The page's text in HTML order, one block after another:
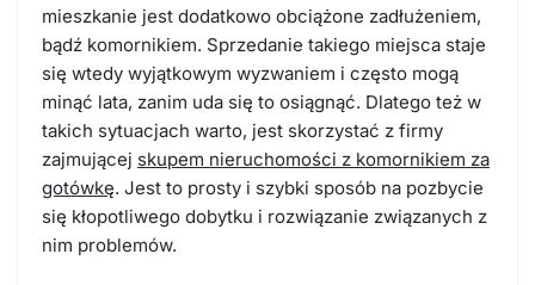
mieszkanie jest dodatkowo obciążone zadłużeniem,
bądź komornikiem. Sprzedanie takiego miejsca staje
się wtedy wyjątkowym wyzwaniem i często mogą
minąć lata, zanim uda się to osiągnąć. Dlatego też w
takich sytuacjach warto, jest skorzystać z firmy
zajmującej skupem nieruchomości z komornikiem za
gotówkę. Jest to prosty i szybki sposób na pozbycie
się kłopotliwego dobytku i rozwiązanie związanych z
nim problemów.